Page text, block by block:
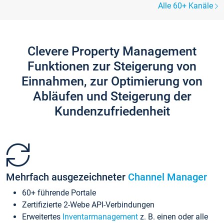
Alle 60+ Kanäle
Clevere Property Management
Funktionen zur Steigerung von
Einnahmen, zur Optimierung von
Abläufen und Steigerung der
Kundenzufriedenheit
Mehrfach ausgezeichneter Channel Manager
60+ führende Portale
Zertifizierte 2-Webe API-Verbindungen
Erweitertes Inventarmanagement z. B. einen oder alle